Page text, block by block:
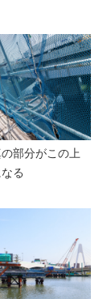
部分がこの上
る